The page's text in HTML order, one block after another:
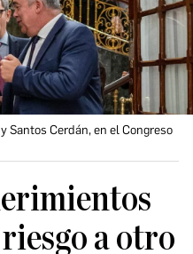
Santos Cerdán, en el Congreso
a otro